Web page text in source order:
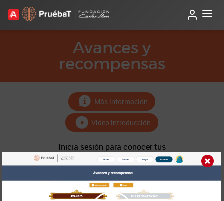
Avances y
recompensas
Más información
Video introducción
Inicia sesión para conocer tus
avances; canjea monedas y cristales
por recompensas.